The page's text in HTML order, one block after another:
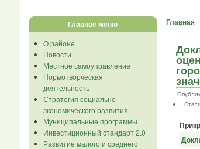
Главное меню
О районе
Новости
Местное самоуправление
Нормотворческая
деятельность
Стратегия социально-
экономического развития
Муниципальные программы
Инвестиционный стандарт 2.0
Развитие малого и среднего
Главная